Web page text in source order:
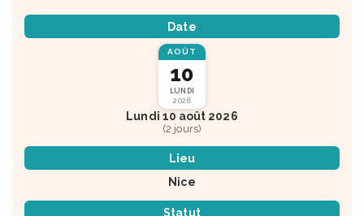
Date
AOÛT
10
LUNDI
2026
Lundi 10 août 2026
(2 jours)
Lieu
Nice
Statut